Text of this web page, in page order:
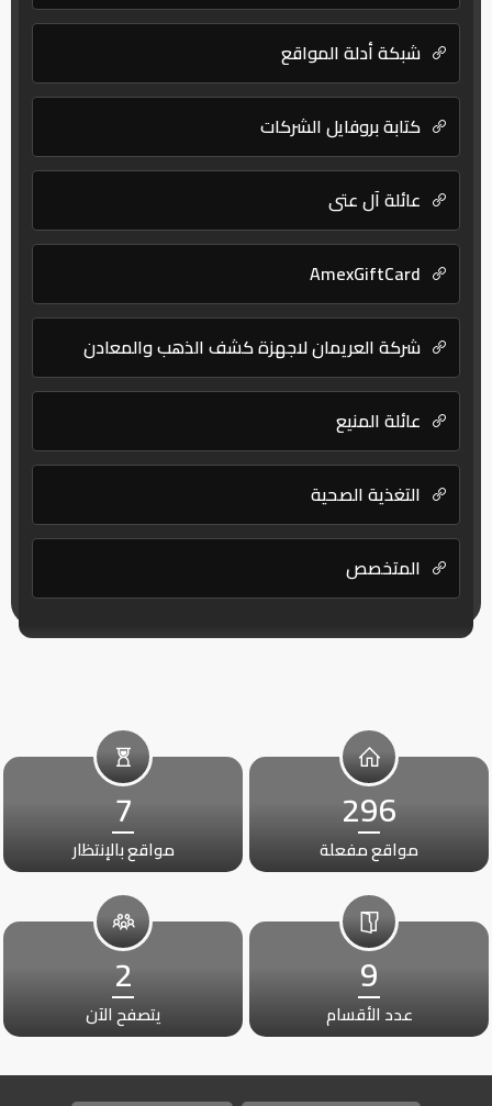
شبكة أدلة المواقع
كتابة بروفايل الشركات
عائلة آل عتي
AmexGiftCard
شركة العريمان لاجهزة كشف الذهب والمعادن
عائلة المنيع
التغذية الصحية
المتخصص
296
مواقع مفعلة
7
مواقع بالإنتظار
9
عدد الأقسام
2
يتصفح الآن